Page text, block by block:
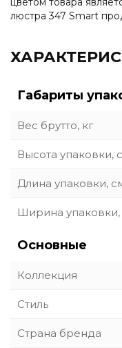
люстра 347 Smart
Габариты
Вес брутто, кг
Высота упаковки,
Длина упаковки,
Ширина упаковки,
Основные
Коллекция
Стиль
Страна бренда